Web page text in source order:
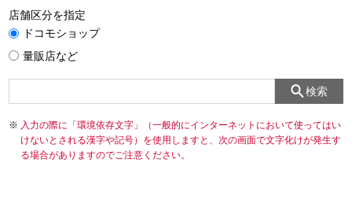
店舗区分を指定
ドコモショップ
量販店など
検索
入力の際に「環境依存文字」（一般的にインターネットにおいて使ってはい
けないとされる漢字や記号）を使用しますと、次の画面で文字化けが発生す
る場合がありますのでご注意ください。